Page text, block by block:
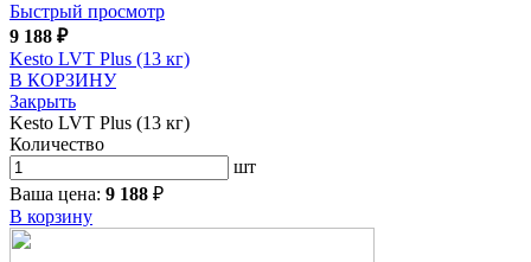
Быстрый просмотр
9 188 ₽
Kesto LVT Plus (13 кг)
В КОРЗИНУ
Закрыть
Kesto LVT Plus (13 кг)
Количество
шт
Ваша цена: 9 188 ₽
В корзину